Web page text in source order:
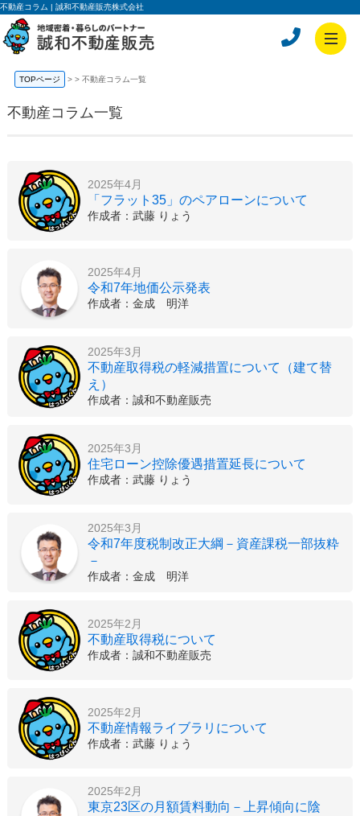
不動産コラム | 誠和不動産販売株式会社
TOPページ > 不動産コラム一覧
不動産コラム一覧
2025年4月
「フラット35」のペアローンについて
作成者：武藤 りょう
2025年4月
令和7年地価公示発表
作成者：金成 明洋
2025年3月
不動産取得税の軽減措置について（建て替
え）
作成者：誠和不動産販売
2025年3月
住宅ローン控除優遇措置延長について
作成者：武藤 りょう
2025年3月
令和7年度税制改正大綱－資産課税一部抜粋
－
作成者：金成 明洋
2025年2月
不動産取得税について
作成者：誠和不動産販売
2025年2月
不動産情報ライブラリについて
作成者：武藤 りょう
2025年2月
東京23区の月額賃料動向－上昇傾向に陰